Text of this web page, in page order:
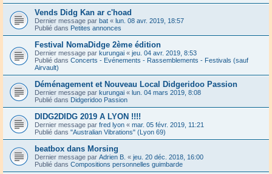
Vends Didg Kan ar c'hoad
Dernier message par bat « lun. 08 avr. 2019, 18:57
Publié dans Petites annonces
Festival NomaDidge 2ème édition
Dernier message par kurungai « jeu. 04 avr. 2019, 8:53
Publié dans Concerts - Evénements - Rassemblements - Festivals (sauf
Airvault)
Déménagement et Nouveau Local Didgeridoo Passion
Dernier message par kurungai « lun. 04 mars 2019, 8:08
Publié dans Didgeridoo Passion
DIDG2DIDG 2019 A LYON !!!!
Dernier message par fred lyon « mar. 05 févr. 2019, 11:21
Publié dans "Australian Vibrations" (Lyon 69)
beatbox dans Morsing
Dernier message par Adrien B. « jeu. 20 déc. 2018, 16:00
Publié dans Compositions personnelles guimbarde